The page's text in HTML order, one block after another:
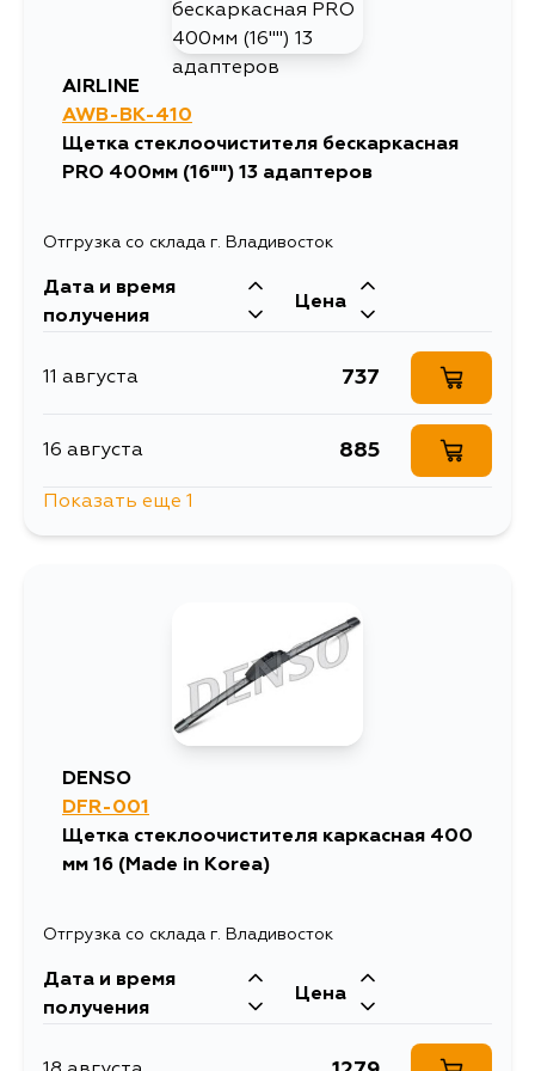
AIRLINE
AWB-BK-410
Щетка стеклоочистителя бескаркасная
PRO 400мм (16"") 13 адаптеров
Отгрузка со склада г. Владивосток
Дата и время
получения
Цена
11 августа 737
16 августа 885
Показать еще 1
DENSO
DFR-001
Щетка стеклоочистителя каркасная 400
мм 16 (Made in Korea)
Отгрузка со склада г. Владивосток
Дата и время
получения
Цена